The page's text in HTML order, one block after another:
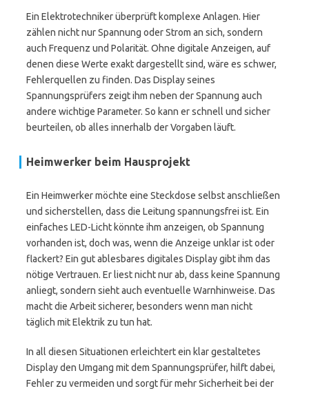
Ein Elektrotechniker überprüft komplexe Anlagen. Hier
zählen nicht nur Spannung oder Strom an sich, sondern
auch Frequenz und Polarität. Ohne digitale Anzeigen, auf
denen diese Werte exakt dargestellt sind, wäre es schwer,
Fehlerquellen zu finden. Das Display seines
Spannungsprüfers zeigt ihm neben der Spannung auch
andere wichtige Parameter. So kann er schnell und sicher
beurteilen, ob alles innerhalb der Vorgaben läuft.
Heimwerker beim Hausprojekt
Ein Heimwerker möchte eine Steckdose selbst anschließen
und sicherstellen, dass die Leitung spannungsfrei ist. Ein
einfaches LED-Licht könnte ihm anzeigen, ob Spannung
vorhanden ist, doch was, wenn die Anzeige unklar ist oder
flackert? Ein gut ablesbares digitales Display gibt ihm das
nötige Vertrauen. Er liest nicht nur ab, dass keine Spannung
anliegt, sondern sieht auch eventuelle Warnhinweise. Das
macht die Arbeit sicherer, besonders wenn man nicht
täglich mit Elektrik zu tun hat.
In all diesen Situationen erleichtert ein klar gestaltetes
Display den Umgang mit dem Spannungsprüfer, hilft dabei,
Fehler zu vermeiden und sorgt für mehr Sicherheit bei der